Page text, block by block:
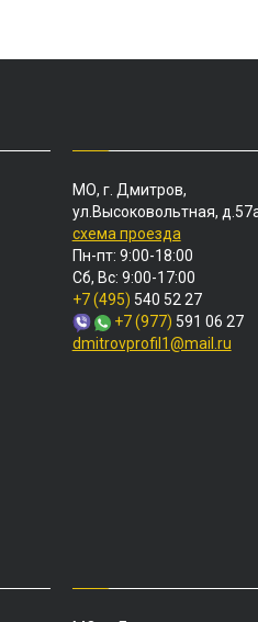
МО, г. Дмитров,
ул.Высоковольтная,
схема проезда
Пн-пт: 9:00-18:00
Сб, Вс: 9:00-17:00
+7 (495) 540 52 27
+7 (977) 591 06 27
dmitrovprofil1@mail.ru